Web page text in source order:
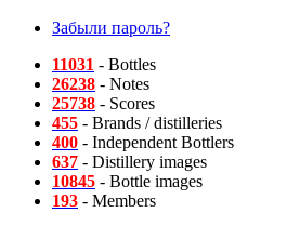
Забыли пароль?
11031 - Bottles
26238 - Notes
25738 - Scores
455 - Brands / distilleries
400 - Independent Bottlers
637 - Distillery images
10845 - Bottle images
193 - Members